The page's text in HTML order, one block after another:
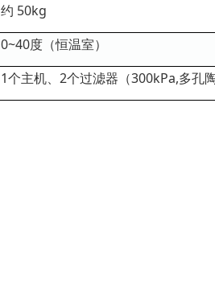
约 50kg
0~40度（恒温室）
1个主机、2个过滤器（300kPa,多孔